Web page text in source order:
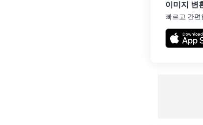
이미지 변
빠르고 간